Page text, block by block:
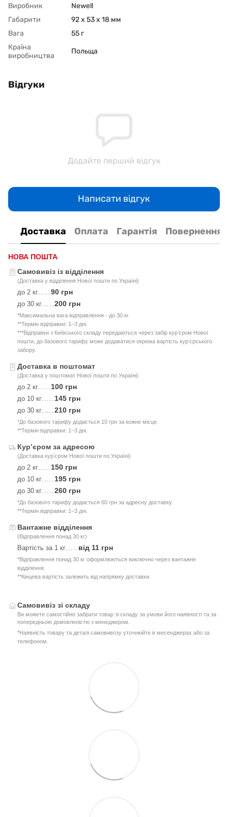
Виробник
Newell
Габарити
92 х 53 х 18 мм
Вага
55 г
Країна
виробництва
Польща
Відгуки
Додайте перший відгук
Написати відгук
Доставка Оплата Гарантія Повернення
НОВА ПОШТА
Самовивіз із відділення
(Доставка у відділення Нової пошти по Україні)
до 2 кг 90 грн
до 30 кг 200 грн
*Максимальна вага відправлення - до 30 кг.
**Термін відправки: 1–3 дні.
***Відправки з Київського складу передаються через забір курʼєром Нової
пошти, до базового тарифу може додаватися окрема вартість курʼєрського
забору.
Доставка в поштомат
(Доставка у поштомат Нової пошти по Україні)
до 2 кг 100 грн
до 10 кг 145 грн
до 30 кг 210 грн
*До базового тарифу додається 10 грн за кожне місце.
**Термін відправки: 1–3 дні.
Курʼєром за адресою
(Доставка курʼєром Нової пошти по Україні)
до 2 кг 150 грн
до 10 кг 195 грн
до 30 кг 260 грн
*До базового тарифу додається 60 грн за адресну доставку.
**Термін відправки: 1–3 дні.
Вантажне відділення
(Відправлення понад 30 кг)
Вартість за 1 кг від 11 грн
*Відправлення понад 30 кг оформлюються виключно через вантажне
відділення.
**Кінцева вартість залежить від напрямку доставки.
Самовивіз зі складу
Ви можете самостійно забрати товар зі складу за умови його наявності та за
попередньою домовленістю з менеджером.
*Наявність товару та деталі самовивозу уточнюйте в месенджерах або за
телефоном.